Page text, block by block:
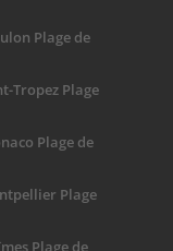
Plage de
Tropez Plage
Plage de
Plage
Plage de